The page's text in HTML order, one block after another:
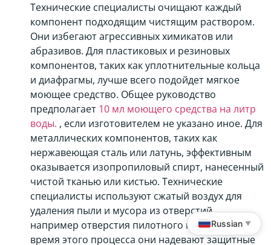
Технические специалисты очищают каждый
компонент подходящим чистящим раствором.
Они избегают агрессивных химикатов или
абразивов. Для пластиковых и резиновых
компонентов, таких как уплотнительные кольца
и диафрагмы, лучше всего подойдет мягкое
моющее средство. Общее руководство
предполагает 10 мл моющего средства на литр
воды. , если изготовителем не указано иное. Для
металлических компонентов, таких как
нержавеющая сталь или латунь, эффективным
оказывается изопропиловый спирт, нанесенный
чистой тканью или кистью. Технические
специалисты используют сжатый воздух для
удаления пыли и мусора из отверстий,
например отверстия пилотного клапана. Во
время этого процесса они надевают защитные
Russian ▼